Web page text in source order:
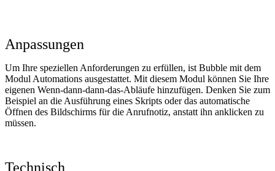
Anpassungen
Um Ihre speziellen Anforderungen zu erfüllen, ist Bubble mit dem
Modul Automations ausgestattet. Mit diesem Modul können Sie Ihre
eigenen Wenn-dann-dann-das-Abläufe hinzufügen. Denken Sie zum
Beispiel an die Ausführung eines Skripts oder das automatische
Öffnen des Bildschirms für die Anrufnotiz, anstatt ihn anklicken zu
müssen.
Technisch